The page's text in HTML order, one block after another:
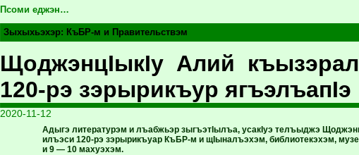
Псоми еджэн…
Зыхыхьэхэр: КъБР-м и Правительствэм
ЩоджэнцIыкIу Алий
120-рэ зэрырикъур ягъэлъапIэ
2020-11-12
Адыгэ литературэм и лъабжьэр зыгъэтIылъа, усакIуэ телъыджэ
илъэси 120-рэ зэрырикъуар КъБР-м и щIыналъэхэм, библиотекэхэм,
и 9 — 10 махуэхэм.